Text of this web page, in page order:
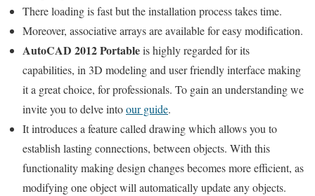
There loading is fast but the installation process takes time.
Moreover, associative arrays are available for easy modification.
AutoCAD 2012 Portableis highly regarded for its
capabilities, in 3D modeling and user friendly interface making
it a great choice, for professionals. To gain an understanding we
invite you to delve intoour guide.
It introduces a feature called drawing which allows you to
establish lasting connections, between objects. With this
functionality making design changes becomes more efficient, as
modifying one object will automatically update any objects.